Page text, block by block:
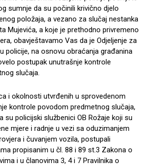
sumnje da su počinili krivično djelo
položaja, a vezano za slučaj nestanka
Mujevića, a koje je prethodno privremeno
obavještavamo Vas da je Odjeljenje za
policije, na osnovu obraćanja građanina
postupak unutrašnje kontrole
slučaja.
i okolnosti utvrđenih u sprovedenom
kontrole povodom predmetnog slučaja,
su policijski službenici OB Rožaje koji su
mjere i radnje u vezi sa oduzimanjem
i čuvanjem vozila, postupali
propisanim u čl. 88 i 89 st.3 Zakona o
i u članovima 3, 4 i 7 Pravilnika o